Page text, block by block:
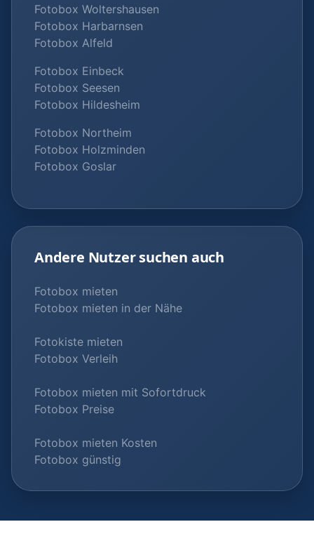
Fotobox Woltershausen
Fotobox Harbarnsen
Fotobox Alfeld
Fotobox Einbeck
Fotobox Seesen
Fotobox Hildesheim
Fotobox Northeim
Fotobox Holzminden
Fotobox Goslar
Andere Nutzer suchen auch
Fotobox mieten
Fotobox mieten in der Nähe
Fotokiste mieten
Fotobox Verleih
Fotobox mieten mit Sofortdruck
Fotobox Preise
Fotobox mieten Kosten
Fotobox günstig